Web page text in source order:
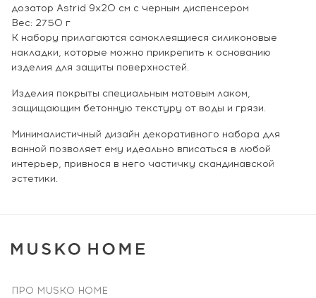
дозатор Astrid 9х20 см с черным диспенсером
Вес: 2750 г
К набору прилагаются самоклеящиеся силиконовые
накладки, которые можно прикрепить к основанию
изделия для защиты поверхностей.
Изделия покрыты специальным матовым лаком,
защищающим бетонную текстуру от воды и грязи.
Минималистичный дизайн декоративного набора для
ванной позволяет ему идеально вписаться в любой
интерьер, привнося в него частичку скандинавской
эстетики.
ПРО MUSKO HOME